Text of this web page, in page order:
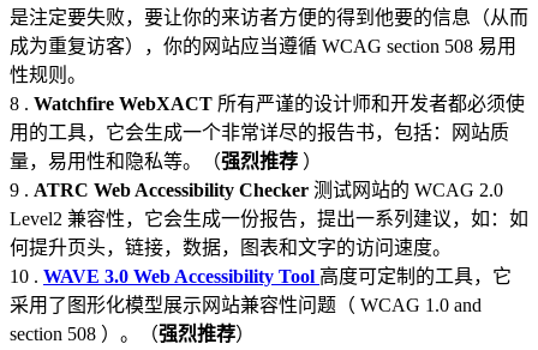
是注定要失败，要让你的来访者方便的得到他要的信息（从而
成为重复访客），你的网站应当遵循 WCAG section 508 易用
性规则。
8 . Watchfire WebXACT 所有严谨的设计师和开发者都必须使
用的工具，它会生成一个非常详尽的报告书，包括：网站质
量，易用性和隐私等。（强烈推荐 ）
9 . ATRC Web Accessibility Checker 测试网站的 WCAG 2.0
Level2 兼容性，它会生成一份报告，提出一系列建议，如：如
何提升页头，链接，数据，图表和文字的访问速度。
10 . WAVE 3.0 Web Accessibility Tool 高度可定制的工具，它
采用了图形化模型展示网站兼容性问题（ WCAG 1.0 and
section 508 ）。（强烈推荐）